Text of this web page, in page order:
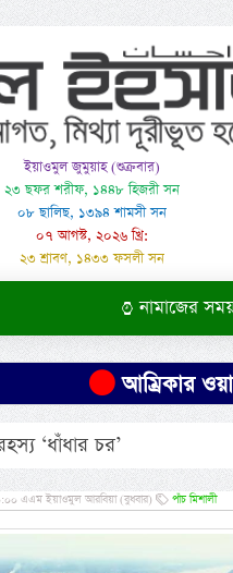
ইয়াওমুল জুমুয়াহ (শুক্রবার)
২৩ ছফর শরীফ, ১৪৪৮ হিজরী সন
০৮ ছালিছ, ১৩৯৪ শামসী সন
০৭ আগস্ট, ২০২৬ খ্রি:
২৩ শ্রাবণ, ১৪৩৩ ফসলী সন
নামাজের
আম্রিকার
‘ধাঁধার চর’
এএম ইয়াওমুল আরবিয়া (বুধবার) পাঁচ মিশালী